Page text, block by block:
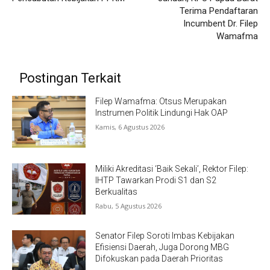
Terima Pendaftaran
Incumbent Dr. Filep
Wamafma
Postingan Terkait
Filep Wamafma: Otsus Merupakan
Instrumen Politik Lindungi Hak OAP
Kamis, 6 Agustus 2026
Miliki Akreditasi ‘Baik Sekali’, Rektor Filep:
IHTP Tawarkan Prodi S1 dan S2
Berkualitas
Rabu, 5 Agustus 2026
Senator Filep Soroti Imbas Kebijakan
Efisiensi Daerah, Juga Dorong MBG
Difokuskan pada Daerah Prioritas